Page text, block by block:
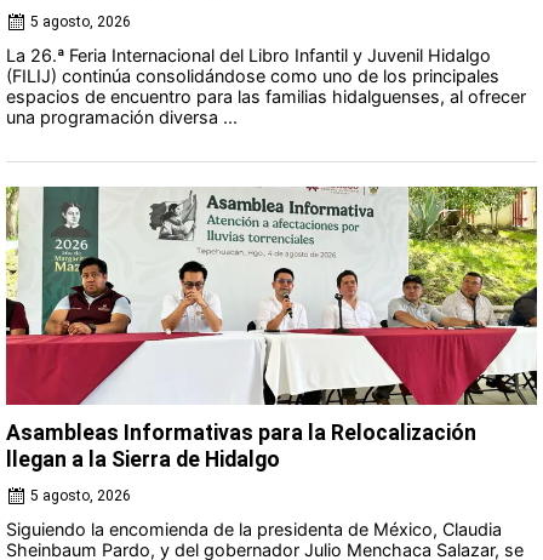
5 agosto, 2026
La 26.ª Feria Internacional del Libro Infantil y Juvenil Hidalgo
(FILIJ) continúa consolidándose como uno de los principales
espacios de encuentro para las familias hidalguenses, al ofrecer
una programación diversa ...
Asambleas Informativas para la Relocalización
llegan a la Sierra de Hidalgo
5 agosto, 2026
Siguiendo la encomienda de la presidenta de México, Claudia
Sheinbaum Pardo, y del gobernador Julio Menchaca Salazar, se